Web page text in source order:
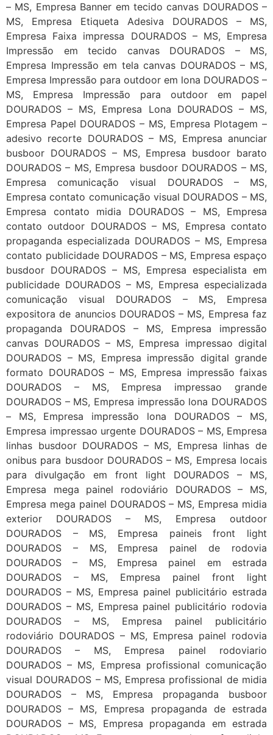
– MS, Empresa Banner em tecido canvas DOURADOS –
MS, Empresa Etiqueta Adesiva DOURADOS – MS,
Empresa Faixa impressa DOURADOS – MS, Empresa
Impressão em tecido canvas DOURADOS – MS,
Empresa Impressão em tela canvas DOURADOS – MS,
Empresa Impressão para outdoor em lona DOURADOS –
MS, Empresa Impressão para outdoor em papel
DOURADOS – MS, Empresa Lona DOURADOS – MS,
Empresa Papel DOURADOS – MS, Empresa Plotagem –
adesivo recorte DOURADOS – MS, Empresa anunciar
busboor DOURADOS – MS, Empresa busdoor barato
DOURADOS – MS, Empresa busdoor DOURADOS – MS,
Empresa comunicação visual DOURADOS – MS,
Empresa contato comunicação visual DOURADOS – MS,
Empresa contato midia DOURADOS – MS, Empresa
contato outdoor DOURADOS – MS, Empresa contato
propaganda especializada DOURADOS – MS, Empresa
contato publicidade DOURADOS – MS, Empresa espaço
busdoor DOURADOS – MS, Empresa especialista em
publicidade DOURADOS – MS, Empresa especializada
comunicação visual DOURADOS – MS, Empresa
expositora de anuncios DOURADOS – MS, Empresa faz
propaganda DOURADOS – MS, Empresa impressão
canvas DOURADOS – MS, Empresa impressao digital
DOURADOS – MS, Empresa impressão digital grande
formato DOURADOS – MS, Empresa impressão faixas
DOURADOS – MS, Empresa impressao grande
DOURADOS – MS, Empresa impressão lona DOURADOS
– MS, Empresa impressão lona DOURADOS – MS,
Empresa impressao urgente DOURADOS – MS, Empresa
linhas busdoor DOURADOS – MS, Empresa linhas de
onibus para busdoor DOURADOS – MS, Empresa locais
para divulgação em front light DOURADOS – MS,
Empresa mega painel rodoviário DOURADOS – MS,
Empresa mega painel DOURADOS – MS, Empresa midia
exterior DOURADOS – MS, Empresa outdoor
DOURADOS – MS, Empresa paineis front light
DOURADOS – MS, Empresa painel de rodovia
DOURADOS – MS, Empresa painel em estrada
DOURADOS – MS, Empresa painel front light
DOURADOS – MS, Empresa painel publicitário estrada
DOURADOS – MS, Empresa painel publicitário rodovia
DOURADOS – MS, Empresa painel publicitário
rodoviário DOURADOS – MS, Empresa painel rodovia
DOURADOS – MS, Empresa painel rodoviario
DOURADOS – MS, Empresa profissional comunicação
visual DOURADOS – MS, Empresa profissional de midia
DOURADOS – MS, Empresa propaganda busboor
DOURADOS – MS, Empresa propaganda de estrada
DOURADOS – MS, Empresa propaganda em estrada